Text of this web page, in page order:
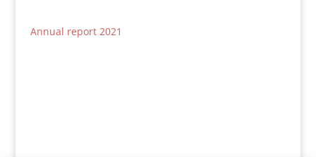
Annual report 2021